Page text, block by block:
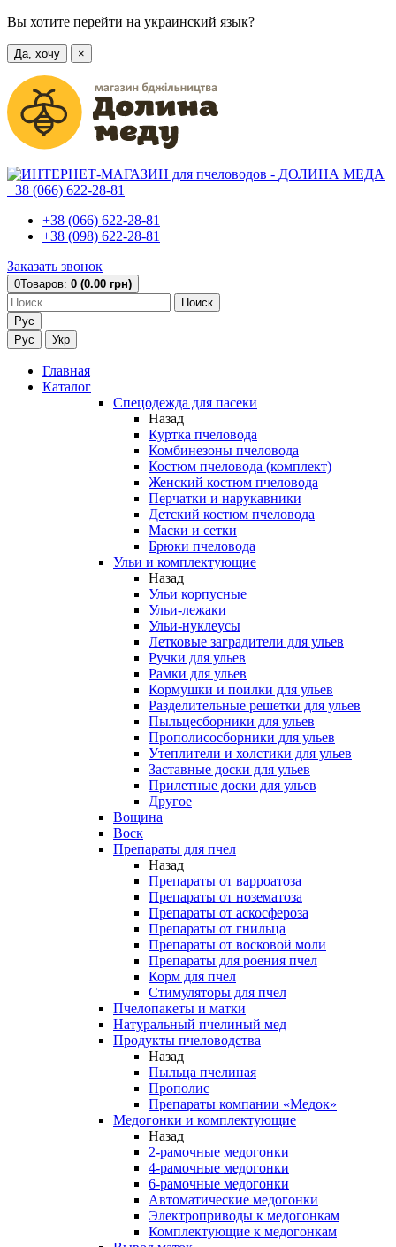
Вы хотите перейти на украинский язык?
Да, хочу ×
+38 (066) 622-28-81
+38 (066) 622-28-81
+38 (098) 622-28-81
Заказать звонок
0Товаров: 0 (0.00 грн)
Поиск
Рус
Рус
Укр
Главная
Каталог
Спецодежда для пасеки
Назад
Куртка пчеловода
Комбинезоны пчеловода
Костюм пчеловода (комплект)
Женский костюм пчеловода
Перчатки и нарукавники
Детский костюм пчеловода
Маски и сетки
Брюки пчеловода
Ульи и комплектующие
Назад
Ульи корпусные
Ульи-лежаки
Ульи-нуклеусы
Летковые заградители для ульев
Ручки для ульев
Рамки для ульев
Кормушки и поилки для ульев
Разделительные решетки для ульев
Пыльцесборники для ульев
Прополисосборники для ульев
Утеплители и холстики для ульев
Заставные доски для ульев
Прилетные доски для ульев
Другое
Вощина
Воск
Препараты для пчел
Назад
Препараты от варроатоза
Препараты от нозематоза
Препараты от аскосфероза
Препараты от гнильца
Препараты от восковой моли
Препараты для роения пчел
Корм для пчел
Стимуляторы для пчел
Пчелопакеты и матки
Натуральный пчелиный мед
Продукты пчеловодства
Назад
Пыльца пчелиная
Прополис
Препараты компании «Медок»
Медогонки и комплектующие
Назад
2-рамочные медогонки
4-рамочные медогонки
6-рамочные медогонки
Автоматические медогонки
Электроприводы к медогонкам
Комплектующие к медогонкам